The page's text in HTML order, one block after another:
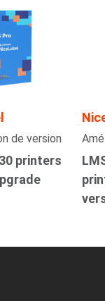
de version
printers